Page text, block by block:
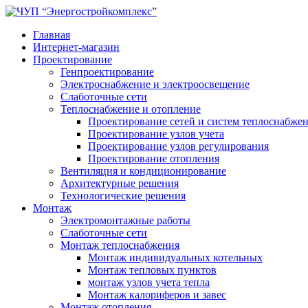
Главная
Интернет-магазин
Проектирование
Генпроектирование
Электроснабжение и электроосвещение
Слаботочные сети
Теплоснабжение и отопление
Проектирование сетей и систем
Проектирование узлов учета
Проектирование узлов регулирования
Проектирование отопления
Вентиляция и кондиционирование
Архитектурные решения
Технологические решения
Монтаж
Электромонтажные работы
Слаботочные сети
Монтаж теплоснабжения
Монтаж индивидуальных котельных
Монтаж тепловых пунктов
монтаж узлов учета тепла
Монтаж калориферов и завес